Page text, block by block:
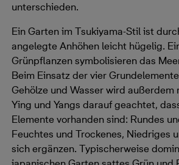
unterschieden.
Ein Garten im Tsukiyama-Stil ist
angelegte Anhöhen leicht hügelig.
Grünpflanzen symbolisieren das
Beim Einsatz der vier
Gehölze und Wasser wird außerdem
Ying und Yangs darauf geachtet,
Elemente vorhanden sind: Rundes
Feuchtes und Trockenes, Niedriges
sich ergänzen. Typischerweise